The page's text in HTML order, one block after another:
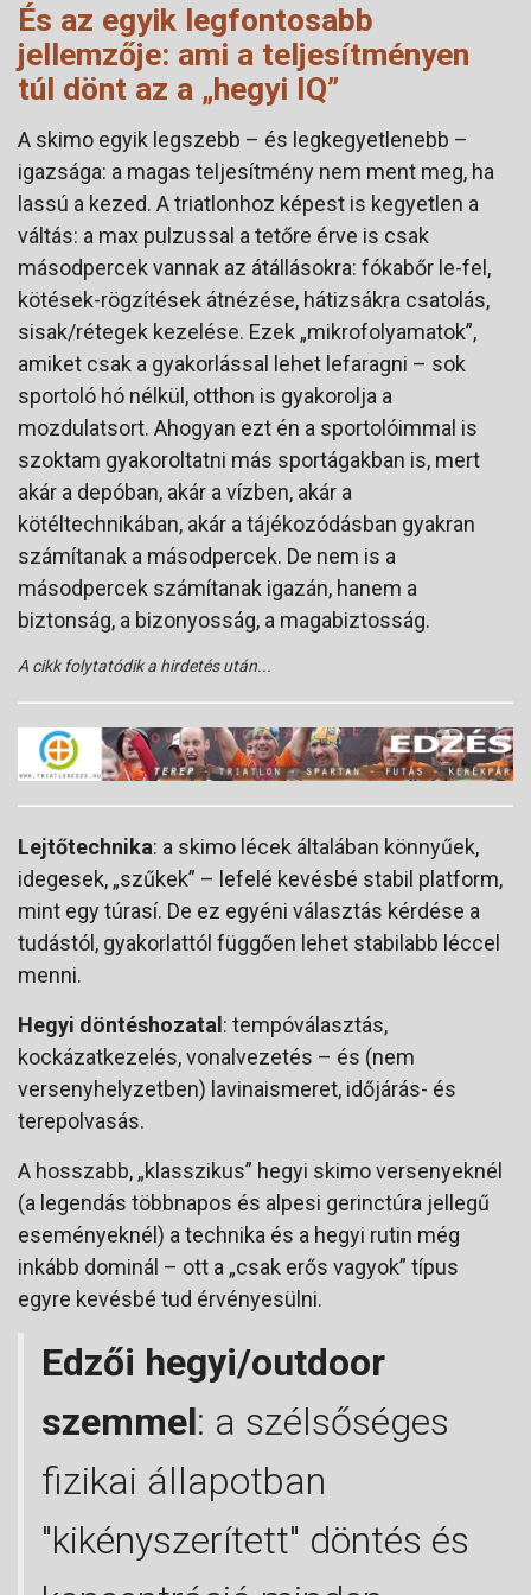
És az egyik legfontosabb
jellemzője: ami a teljesítményen
túl dönt az a „hegyi IQ”
A skimo egyik legszebb – és legkegyetlenebb –
igazsága: a magas teljesítmény nem ment meg, ha
lassú a kezed. A triatlonhoz képest is kegyetlen a
váltás: a max pulzussal a tetőre érve is csak
másodpercek vannak az átállásokra: fókabőr le-fel,
kötések-rögzítések átnézése, hátizsákra csatolás,
sisak/rétegek kezelése. Ezek „mikrofolyamatok”,
amiket csak a gyakorlással lehet lefaragni – sok
sportoló hó nélkül, otthon is gyakorolja a
mozdulatsort. Ahogyan ezt én a sportolóimmal is
szoktam gyakoroltatni más sportágakban is, mert
akár a depóban, akár a vízben, akár a
kötéltechnikában, akár a tájékozódásban gyakran
számítanak a másodpercek. De nem is a
másodpercek számítanak igazán, hanem a
biztonság, a bizonyosság, a magabiztosság.
A cikk folytatódik a hirdetés után...
Lejtőtechnika: a skimo lécek általában könnyűek,
idegesek, „szűkek” – lefelé kevésbé stabil platform,
mint egy túrasí. De ez egyéni választás kérdése a
tudástól, gyakorlattól függően lehet stabilabb léccel
menni.
Hegyi döntéshozatal : tempóválasztás,
kockázatkezelés, vonalvezetés – és (nem
versenyhelyzetben) lavinaismeret, időjárás- és
terepolvasás.
A hosszabb, „klasszikus” hegyi skimo versenyeknél
(a legendás többnapos és alpesi gerinctúra jellegű
eseményeknél) a technika és a hegyi rutin még
inkább dominál – ott a „csak erős vagyok” típus
egyre kevésbé tud érvényesülni.
Edzői hegyi/outdoor
szemmel: a szélsőséges
fizikai állapotban
"kikényszerített" döntés és